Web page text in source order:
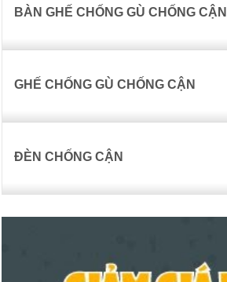
BÀN GHẾ CHỐNG GÙ CHỐNG CẬN
GHẾ CHỐNG GÙ CHỐNG CẬN
ĐÈN CHỐNG CẬN